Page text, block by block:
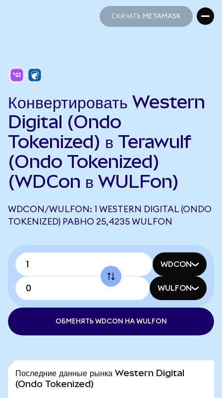
СКАЧАТЬ METAMASK
Конвертировать Western
Digital (Ondo
Tokenized) в Terawulf
(Ondo Tokenized)
(WDCon в WULFon)
WDCON/WULFON: 1 WESTERN DIGITAL (ONDO
TOKENIZED) РАВНО 25,4235 WULFON
WDCON
WULFON
ОБМЕНЯТЬ WDCON НА WULFON
Последние данные рынка Western Digital
(Ondo Tokenized)